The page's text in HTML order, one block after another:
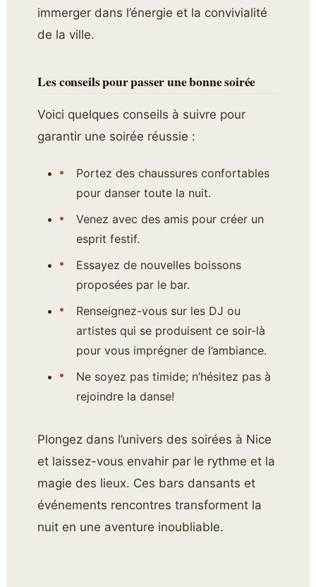
immerger dans l’énergie et la convivialité
de la ville.
Les conseils pour passer une bonne soirée
Voici quelques conseils à suivre pour
garantir une soirée réussie :
Portez des chaussures confortables
pour danser toute la nuit.
Venez avec des amis pour créer un
esprit festif.
Essayez de nouvelles boissons
proposées par le bar.
Renseignez-vous sur les DJ ou
artistes qui se produisent ce soir-là
pour vous imprégner de l’ambiance.
Ne soyez pas timide; n’hésitez pas à
rejoindre la danse!
Plongez dans l’univers des soirées à Nice
et laissez-vous envahir par le rythme et la
magie des lieux. Ces bars dansants et
événements rencontres transforment la
nuit en une aventure inoubliable.